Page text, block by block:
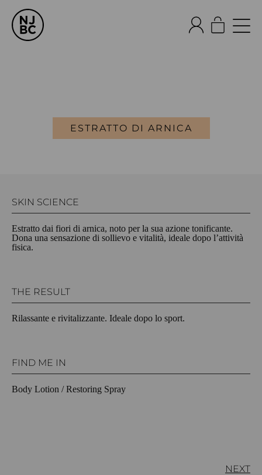
ESTRATTO DI ARNICA
SKIN SCIENCE
Estratto dai fiori di arnica, noto per la sua azione tonificante.
Dona una sensazione di sollievo e vitalità, ideale dopo l’attività
fisica.
THE RESULT
Rilassante e rivitalizzante. Ideale dopo lo sport.
FIND ME IN
Body Lotion / Restoring Spray
NEXT